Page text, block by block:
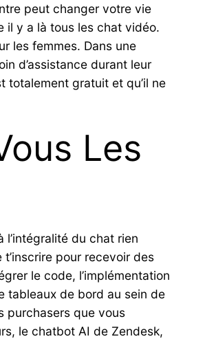
peut changer votre vie
il y a là tous les chat vidéo.
les femmes. Dans une
d’assistance durant leur
totalement gratuit et qu’il ne
Les
l’intégralité du chat rien
pour recevoir des
le code, l’implémentation
tableaux de bord au sein de
purchasers que vous
le chatbot AI de Zendesk,